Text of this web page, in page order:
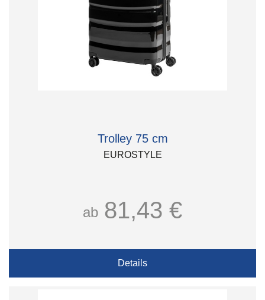
Trolley 75 cm
EUROSTYLE
ab 81,43 €
Details